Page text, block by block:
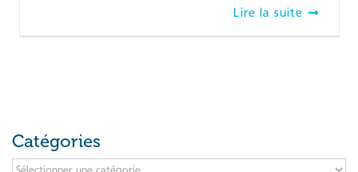
Lire la suite
Catégories
Catégories